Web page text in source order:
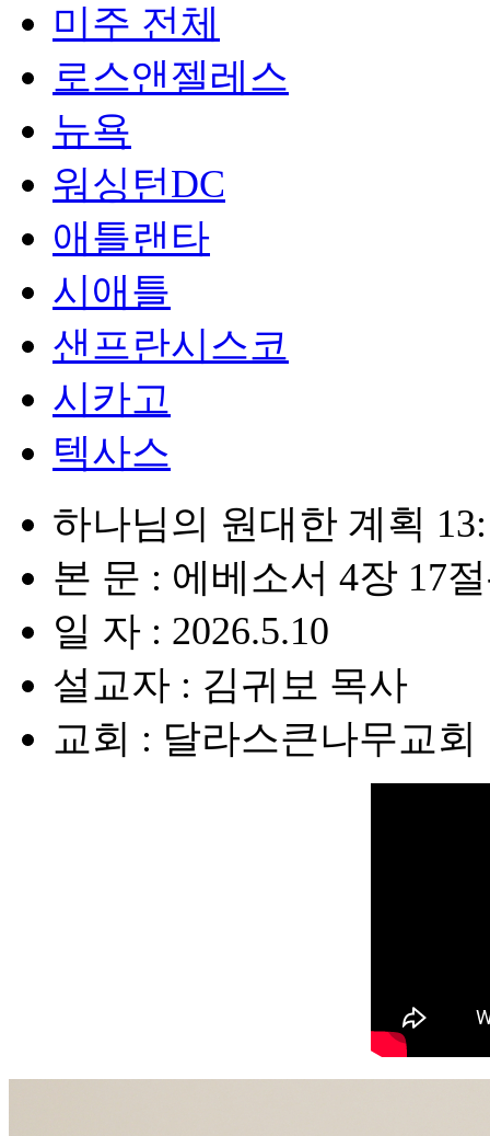
미주 전체
로스앤젤레스
뉴욕
워싱턴DC
애틀랜타
시애틀
샌프란시스코
시카고
텍사스
하나님의 원대한 계획
본 문 : 에베소서 4장 17
일 자 : 2026.5.10
설교자 : 김귀보 목사
교회 : 달라스큰나무교회